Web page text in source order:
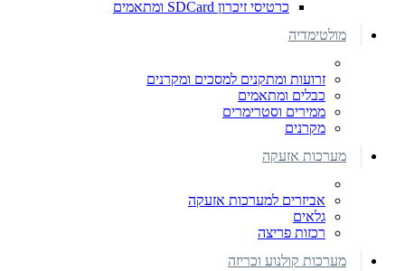
כרטיסי זיכרון SDCard ומתאמים
מולטימדיה
זרועות ומתקנים למסכים ומקרנים
כבלים ומתאמים
ממירים וסטרימרים
מקרנים
מערכות אזעקה
אביזרים למערכות אזעקה
גלאים
רכזות פריצה
מערכות קולנוע וכריזה